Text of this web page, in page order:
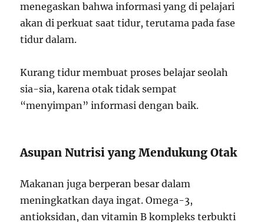
menegaskan bahwa informasi yang di pelajari
akan di perkuat saat tidur, terutama pada fase
tidur dalam.
Kurang tidur membuat proses belajar seolah
sia-sia, karena otak tidak sempat
“menyimpan” informasi dengan baik.
Asupan Nutrisi yang Mendukung Otak
Makanan juga berperan besar dalam
meningkatkan daya ingat. Omega-3,
antioksidan, dan vitamin B kompleks terbukti